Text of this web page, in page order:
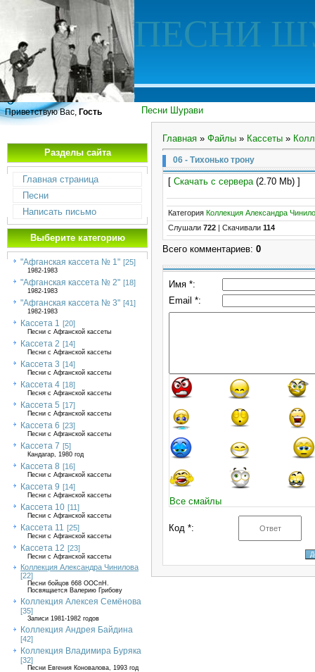
ПЕСНИ
Песни Шурави
Приветствую Вас, Гость
Разделы сайта
Главная страница
Песни
Написать письмо
Выберите категорию
"Афганская кассета № 1" [25]
1982-1983
"Афганская кассета № 2" [18]
1982-1983
"Афганская кассета № 3" [41]
1982-1983
Кассета 1 [20]
Песни с Афганской кассеты
Кассета 2 [14]
Песни с Афганской кассеты
Кассета 3 [14]
Песни с Афганской кассеты
Кассета 4 [18]
Песня с Афганской кассеты
Кассета 5 [17]
Песни с Афганской кассеты
Кассета 6 [23]
Песни с Афганской кассеты
Кассета 7 [5]
Кандагар, 1980 год
Кассета 8 [16]
Песни с Афганской кассеты
Кассета 9 [14]
Песни с Афганской кассеты
Кассета 10 [11]
Песни с Афганской кассеты
Кассета 11 [25]
Песни с Афганской кассеты
Кассета 12 [23]
Песни с Афганской кассеты
Коллекция Александра Чинилова
[22]
Песни бойцов 668 ООСпН.
Посвящается Валерию Грибову
Коллекция Алексея Семёнова
[35]
Записи 1981-1982 годов
Коллекция Андрея Байдина
[42]
Коллекция Владимира Буряка
[32]
Песни Евгения Коновалова, 1993 год
Главная » Файлы » Кассеты »
06 - Тихонько трону
[ Скачать с сервера(2.70 Mb) ]
Категория Коллекция Александра
Слушали 722 Скачивали 114
Всего комментариев: 0
Имя *:
Email *:
Все смайлы
Код *: